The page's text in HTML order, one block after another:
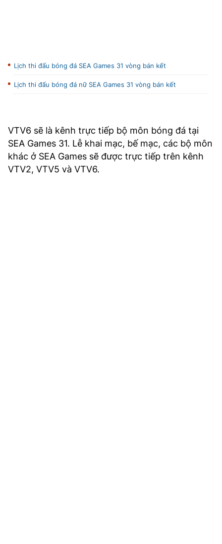
Lịch thi đấu bóng đá SEA Games 31 vòng bán kết
Lịch thi đấu bóng đá nữ SEA Games 31 vòng bán kết
VTV6 sẽ là kênh trực tiếp bộ môn bóng đá tại
SEA Games 31. Lễ khai mạc, bế mạc, các bộ môn
khác ở SEA Games sẽ được trực tiếp trên kênh
VTV2, VTV5 và VTV6.